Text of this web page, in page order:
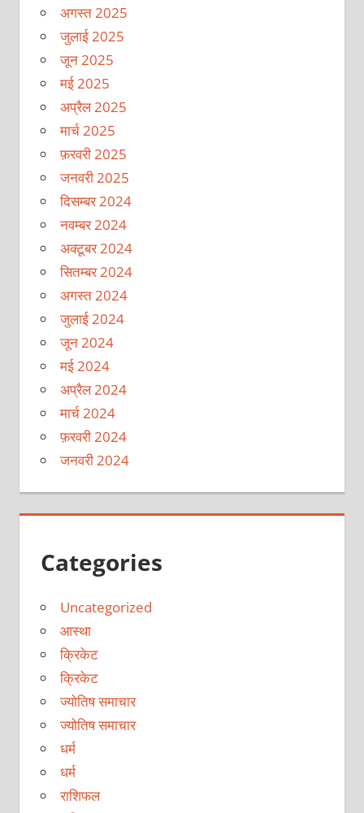
अगस्त 2025
जुलाई 2025
जून 2025
मई 2025
अप्रैल 2025
मार्च 2025
फ़रवरी 2025
जनवरी 2025
दिसम्बर 2024
नवम्बर 2024
अक्टूबर 2024
सितम्बर 2024
अगस्त 2024
जुलाई 2024
जून 2024
मई 2024
अप्रैल 2024
मार्च 2024
फ़रवरी 2024
जनवरी 2024
Categories
Uncategorized
आस्था
क्रिकेट
क्रिकेट
ज्योतिष समाचार
ज्योतिष समाचार
धर्म
धर्म
राशिफल